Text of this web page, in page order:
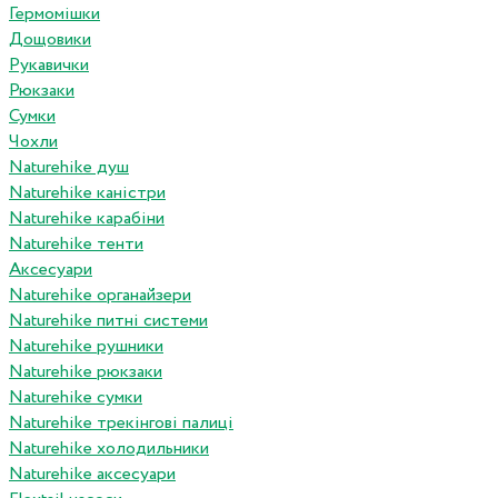
Гермомішки
Дощовики
Рукавички
Рюкзаки
Сумки
Чохли
Naturehike душ
Naturehike каністри
Naturehike карабіни
Naturehike тенти
Аксесуари
Naturehike органайзери
Naturehike питні системи
Naturehike рушники
Naturehike рюкзаки
Naturehike сумки
Naturehike трекінгові палиці
Naturehike холодильники
Naturehike аксесуари